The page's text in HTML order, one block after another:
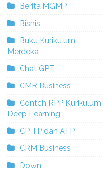
Berita MGMP
Bisnis
Buku Kurikulum
Merdeka
Chat GPT
CMR Business
Contoh RPP Kurikulum
Deep Learning
CP TP dan ATP
CRM Business
Down